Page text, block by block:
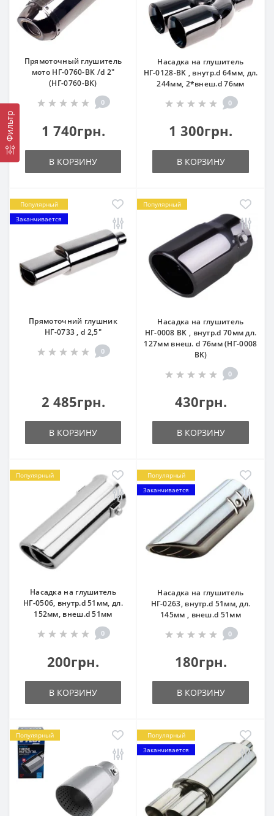
Фильтр
Прямоточный глушитель
мото НГ-0760-BK /d 2"
(НГ-0760-BK)
0
1 740грн.
В КОРЗИНУ
Насадка на глушитель
НГ-0128-BK , внутр.d 64мм, дл.
244мм, 2*внеш.d 76мм
0
1 300грн.
В КОРЗИНУ
Популярный
Заканчивается
Прямоточний глушник
НГ-0733 , d 2,5"
0
2 485грн.
В КОРЗИНУ
Популярный
Насадка на глушитель
НГ-0008 BK , внутр.d 70мм дл.
127мм внеш. d 76мм (НГ-0008
BK)
0
430грн.
В КОРЗИНУ
Популярный
Насадка на глушитель
НГ-0506, внутр.d 51мм, дл.
152мм, внеш.d 51мм
0
200грн.
В КОРЗИНУ
Популярный
Заканчивается
Насадка на глушитель
НГ-0263, внутр.d 51мм, дл.
145мм , внеш.d 51мм
0
180грн.
В КОРЗИНУ
Популярный
Популярный
Заканчивается